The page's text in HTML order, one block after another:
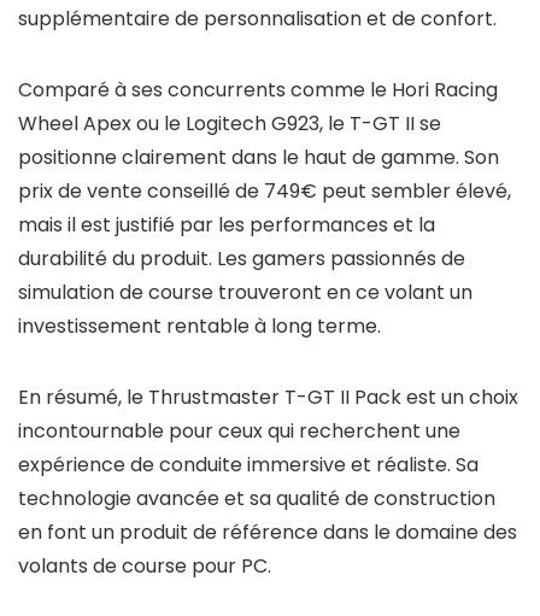
supplémentaire de personnalisation et de confort.
Comparé à ses concurrents comme le Hori Racing
Wheel Apex ou le Logitech G923, le T-GT II se
positionne clairement dans le haut de gamme. Son
prix de vente conseillé de 749€ peut sembler élevé,
mais il est justifié par les performances et la
durabilité du produit. Les gamers passionnés de
simulation de course trouveront en ce volant un
investissement rentable à long terme.
En résumé, le Thrustmaster T-GT II Pack est un choix
incontournable pour ceux qui recherchent une
expérience de conduite immersive et réaliste. Sa
technologie avancée et sa qualité de construction
en font un produit de référence dans le domaine des
volants de course pour PC.